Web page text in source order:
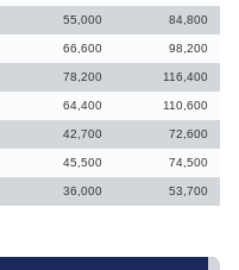
55,000 84,800
66,600 98,200
78,200 116,400
64,400 110,600
42,700 72,600
45,500 74,500
36,000 53,700